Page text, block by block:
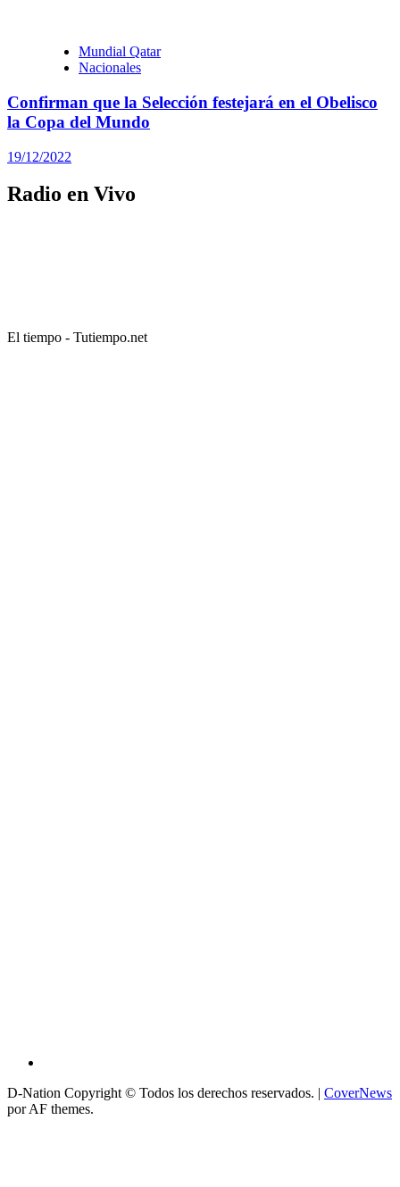
Mundial Qatar
Nacionales
Confirman que la Selección festejará en el Obelisco
la Copa del Mundo
19/12/2022
Radio en Vivo
El tiempo - Tutiempo.net
D-Nation Copyright © Todos los derechos reservados. | CoverNews
por AF themes.